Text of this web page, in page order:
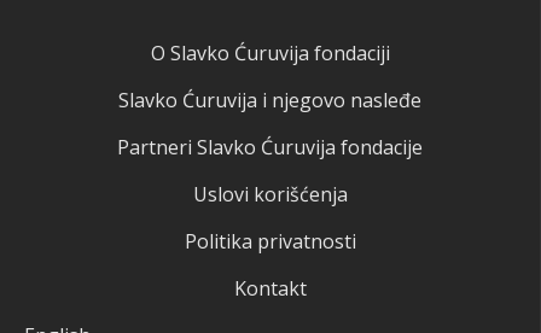
O Slavko Ćuruvija fondaciji
Slavko Ćuruvija i njegovo nasleđe
Partneri Slavko Ćuruvija fondacije
Uslovi korišćenja
Politika privatnosti
Kontakt